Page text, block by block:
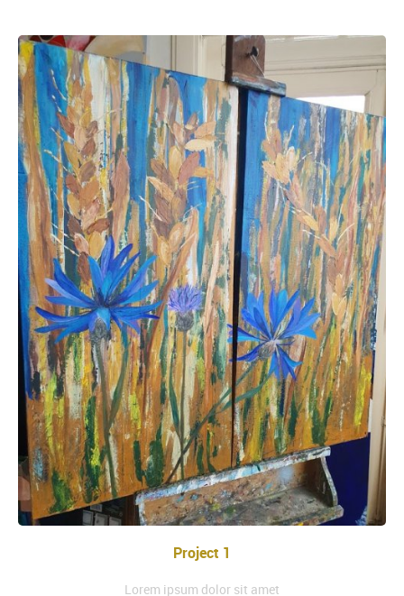
Project 1
Lorem ipsum dolor sit amet